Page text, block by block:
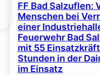
FF Bad Salzuflen:
Menschen bei
einer
Feuerwehr Bad
mit 55
Stunden in der
im Einsatz